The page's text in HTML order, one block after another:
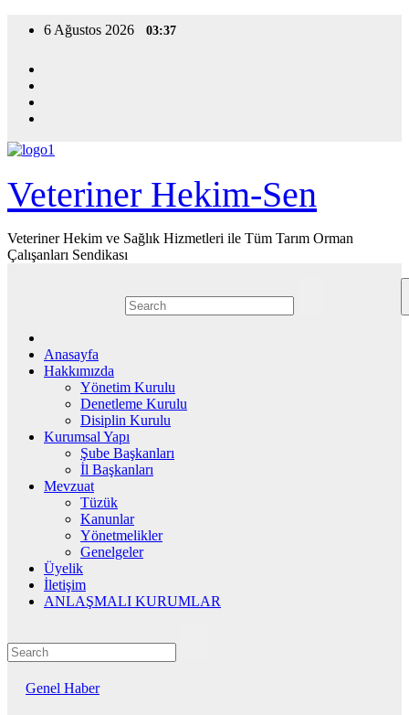
6 Ağustos 2026 03:37
Veteriner Hekim-Sen
Veteriner Hekim ve Sağlık Hizmetleri ile Tüm Tarım Orman
Çalışanları Sendikası
Anasayfa
Hakkımızda
Yönetim Kurulu
Denetleme Kurulu
Disiplin Kurulu
Kurumsal Yapı
Şube Başkanları
İl Başkanları
Mevzuat
Tüzük
Kanunlar
Yönetmelikler
Genelgeler
Üyelik
İletişim
ANLAŞMALI KURUMLAR
Genel Haber